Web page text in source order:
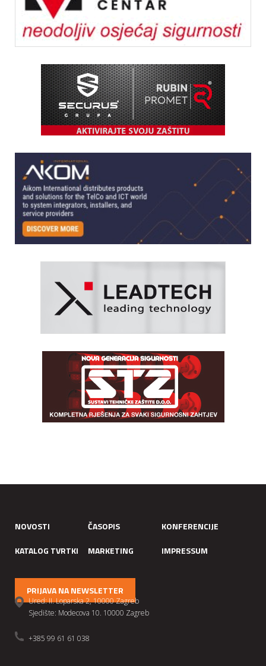
NOVOSTI ČASOPIS
KONFERENCIJE
KATALOG TVRTKI
MARKETING IMPRESSUM
PRIJAVA NA NEWSLETTER
Ured: II. Loparska 2, 10000 Zagreb
Sjedište: Modecova 10. 10000 Zagreb
+385 99 61 61 038